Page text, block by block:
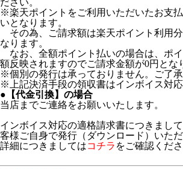
ださい。
※楽天ポイントをご利用いただいたお支
いとなります。
その為、ご請求額は楽天ポイント利用
なります。
なお、全額ポイント払いの場合は、ポ
額反映されますのでご請求金額が0円とな
※個別の発行は承っておりません。ご了承
※上記決済手段の領収書はインボイス対応
●【代金引換】の場合
当店までご連絡をお願いいたします。
インボイス対応の適格請求書につきまし
客様ご自身で発行（ダウンロード）いただ
詳細につきましてはコチラ をご確認くださ